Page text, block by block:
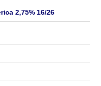
2,75% 16/26